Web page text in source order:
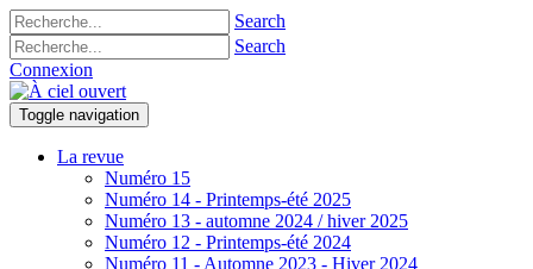
Search
Search
Connexion
Toggle navigation
La revue
Numéro 15
Numéro 14 - Printemps-été 2025
Numéro 13 - automne 2024 / hiver 2025
Numéro 12 - Printemps-été 2024
Numéro 11 - Automne 2023 - Hiver 2024